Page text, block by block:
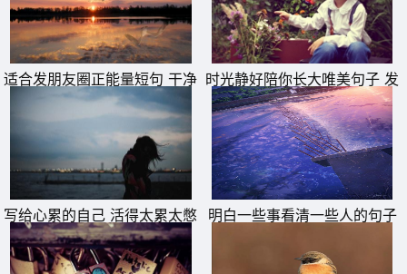
适合发朋友圈正能量短句 干净
励志短句
时光静好陪你长大唯美句子 发
朋友圈晒女儿的精美句子
写给心累的自己 活得太累太憋
屈的说说
明白一些事看清一些人的句子